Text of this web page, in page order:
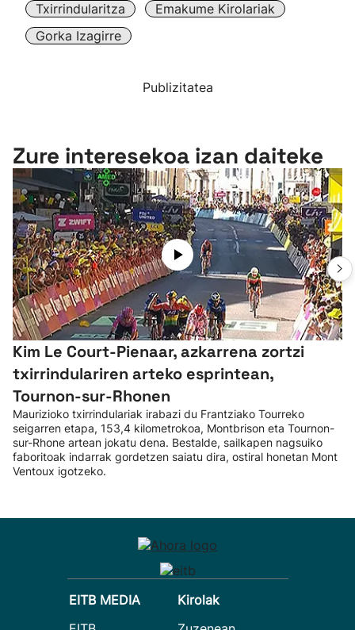
Txirrindularitza
Emakume Kirolariak
Gorka Izagirre
Publizitatea
Zure interesekoa izan daiteke
Kim Le Court-Pienaar, azkarrena zortzi
txirrindulariren arteko esprintean,
Tournon-sur-Rhonen
Maurizioko txirrindulariak irabazi du Frantziako Tourreko
seigarren etapa, 153,4 kilometrokoa, Montbrison eta Tournon-
sur-Rhone artean jokatu dena. Bestalde, sailkapen nagsuiko
faboritoak indarrak gordetzen saiatu dira, ostiral honetan Mont
Ventoux igotzeko.
EITB MEDIA
Kirolak